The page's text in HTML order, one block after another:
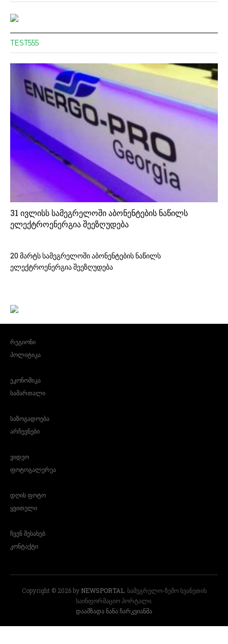
TEST555
31 ივლისს სამეგრელოში აბონენტების ნაწილს
ელექტროენერგია შეეზღუდება
20 მარტს სამეგრელოში აბონენტების ნაწილს
ელექტროენერგია შეეზღუდება
რეგიონი
პოლიტიკა
ეკონომიკა
სამართალი
საზოგადოება
არჩევნები
ვიდეო
ფოტოგალერეა
დღის ფოტო
ყვითელი
ჩვენ შესახებ
კონტაქტი
Copyright © 2026 by NEWSPORTAL. სამეგრელო-ზემო სვანეთის
საინფორმაციო პორტალი.
დაამზადა ნანა ჩარკვიანმა